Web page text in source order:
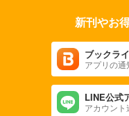
新刊やお
ブックラ
アプリの通
LINE公式
アカウント